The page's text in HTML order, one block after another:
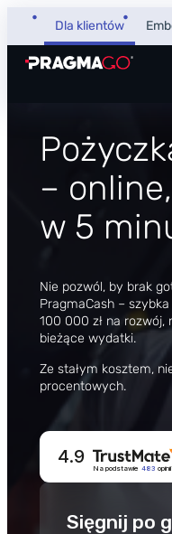
Przejdź
treści
Dla klientów
Faktoring
Wiedza
Poradnik
FAQ
Przegląd
O firmie
Opinie klientów
Case study
Dla mediów
Kontakt
Strefa Klienta i Płatnika
Strefa Partnera
–
w 5
Nie pozwól, by brak
PragmaCash –
100 000 zł na rozwój,
bieżące wydatki.
Ze stałym kosztem,
procentowych.
4.9
Na podstawie 483 opinii
Sięgnij po
PragmaGO Pożyczka